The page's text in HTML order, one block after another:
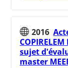
2016
sujet
master